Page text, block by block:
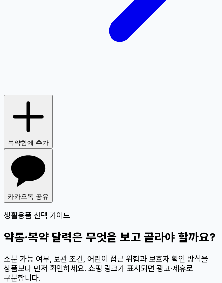
복약함에 추가
카카오톡 공유
생활용품 선택 가이드
약통·복약 달력은 무엇을 보고 골라야 할까요?
소분 가능 여부, 보관 조건, 어린이 접근 위험과 보호자 확인 방식을
상품보다 먼저 확인하세요. 쇼핑 링크가 표시되면 광고·제휴로
구분합니다.